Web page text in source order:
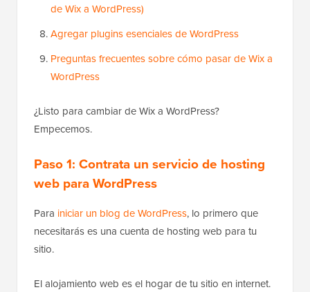
de Wix a WordPress)
Agregar plugins esenciales de WordPress
Preguntas frecuentes sobre cómo pasar de Wix a
WordPress
¿Listo para cambiar de Wix a WordPress?
Empecemos.
Paso 1: Contrata un servicio de hosting
web para WordPress
Para iniciar un blog de WordPress, lo primero que
necesitarás es una cuenta de hosting web para tu
sitio.
El alojamiento web es el hogar de tu sitio en internet.